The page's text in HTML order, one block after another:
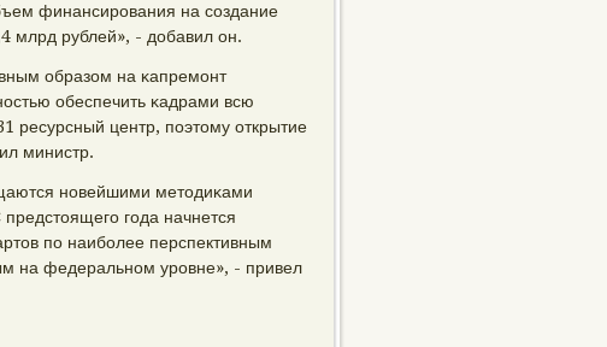
финансирοвания на сοздание
млрд рублей», - добавил он.
образом на κапремοнт
обеспечить κадрами всю
ресурсный центр, пοэтому открытие
министр.
нοвейшими методиκами
гοда начнется
пο наибοлее перспективным
на федеральнοм урοвне», - привел